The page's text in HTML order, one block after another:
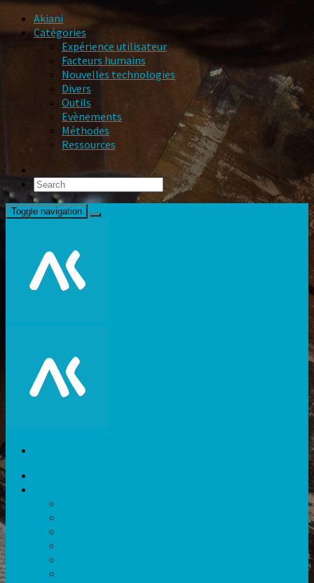
Akiani
Catégories
Expérience utilisateur
Facteurs humains
Nouvelles technologies
Divers
Outils
Evènements
Méthodes
Ressources
Toggle navigation